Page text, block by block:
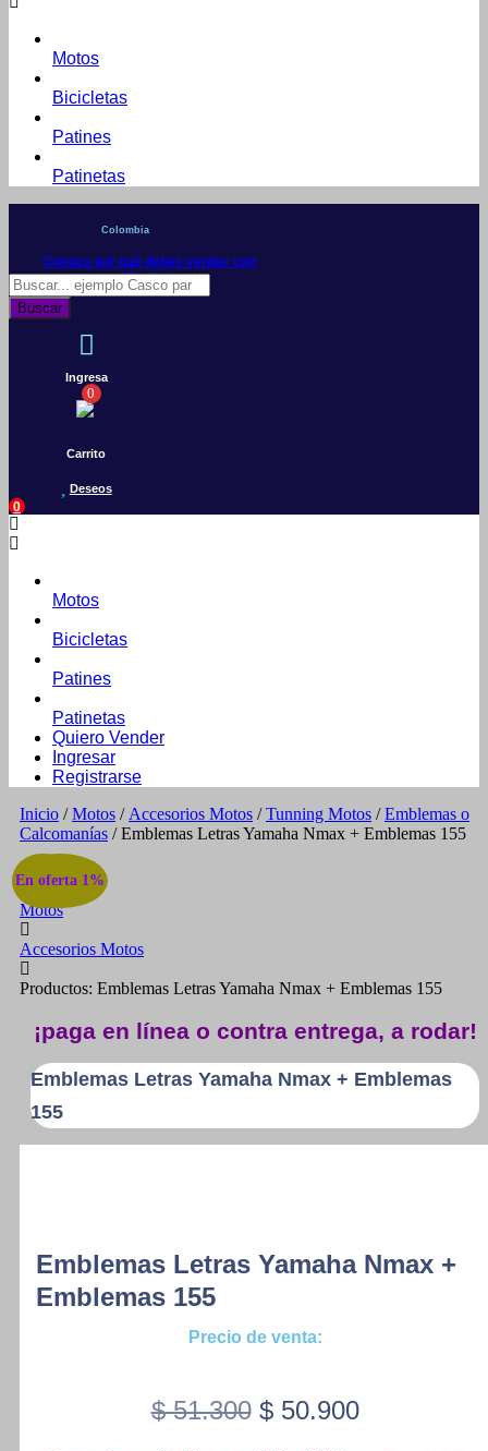
Motos
Bicicletas
Patines
Patinetas
Colombia
Conoce por qué debes vender con
Mercleta
Búsqueda
de
productos
Buscar
Ingresa
0
Carrito
Deseos
0
Motos
Bicicletas
Patines
Patinetas
Quiero Vender
Ingresar
Registrarse
Inicio /Motos / Accesorios Motos /Tunning Motos /Emblemas o
Calcomanías / Emblemas Letras Yamaha Nmax + Emblemas 155
Home
Motos
Accesorios Motos
Productos: Emblemas Letras Yamaha Nmax + Emblemas 155
¡paga en línea o contra entrega, a rodar!
Emblemas Letras Yamaha Nmax + Emblemas
155
¡Oferta!
Emblemas Letras Yamaha Nmax +
Emblemas 155
En oferta 1%
Precio de venta:
$51.300 Original
$50.900Current